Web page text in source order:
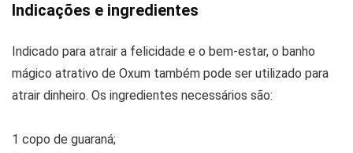
Indicações e ingredientes
Indicado para atrair a felicidade e o bem-estar, o banho
mágico atrativo de Oxum também pode ser utilizado para
atrair dinheiro. Os ingredientes necessários são:
1 copo de guaraná;